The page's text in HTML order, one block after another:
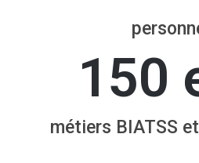
métiers BIATSS
150